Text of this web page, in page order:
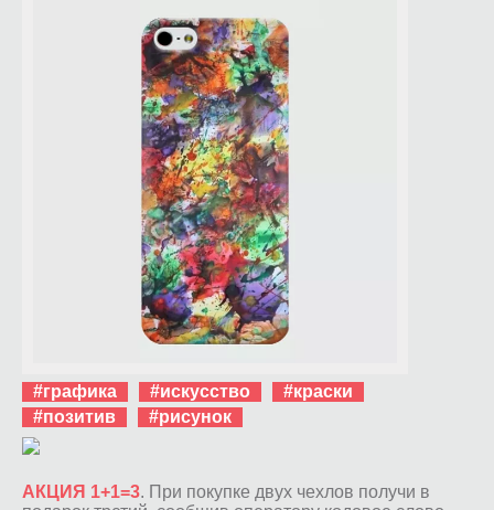
#графика #искусство
#краски
#позитив
#рисунок
АКЦИЯ 1+1=3. При покупке двух чехлов получи в